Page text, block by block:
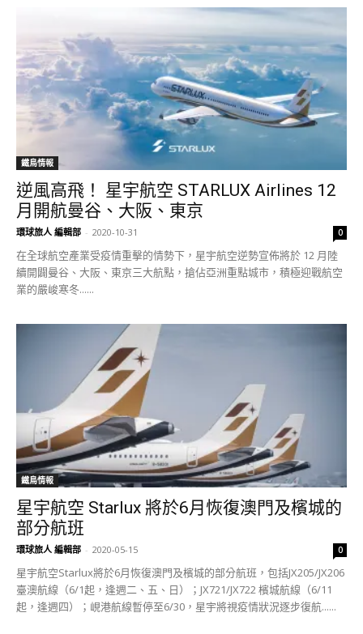
鐵鳥情報
逆風高飛！ 星宇航空 STARLUX Airlines 12
月開航曼谷、大阪、東京
環球旅人 編輯部 - 2020-10-31 0
在全球航空產業受疫情重擊的情勢下，星宇航空逆勢宣佈將於 12 月陸
續開闢曼谷、大阪、東京三大航點，搶佔亞洲重點城市，積極迎戰航空
業的嚴峻寒冬......
鐵鳥情報
星宇航空 Starlux 將於6月恢復澳門及檳城的
部分航班
環球旅人 編輯部 - 2020-05-15 0
星宇航空Starlux將於6月恢復澳門及檳城的部分航班，包括JX205/JX206
臺澳航線（6/1起，逢週二、五、日）；JX721/JX722 檳城航線（6/11
起，逢週四）；峴港航線暫停至6/30，星宇將視疫情狀況逐步復航......